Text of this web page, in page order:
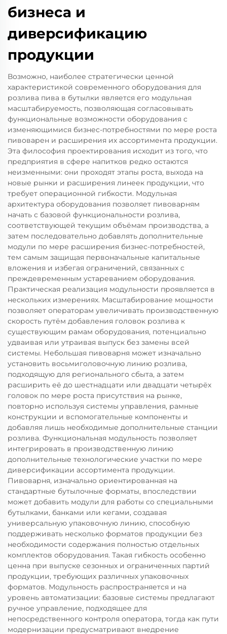
бизнеса и
диверсификацию
продукции
Возможно, наиболее стратегически ценной
характеристикой современного оборудования для
розлива пива в бутылки является его модульная
масштабируемость, позволяющая согласовывать
функциональные возможности оборудования с
изменяющимися бизнес-потребностями по мере роста
пивоварен и расширения их ассортимента продукции.
Эта философия проектирования исходит из того, что
предприятия в сфере напитков редко остаются
неизменными: они проходят этапы роста, выхода на
новые рынки и расширения линеек продукции, что
требует операционной гибкости. Модульная
архитектура оборудования позволяет пивоварням
начать с базовой функциональности розлива,
соответствующей текущим объёмам производства, а
затем последовательно добавлять дополнительные
модули по мере расширения бизнес-потребностей,
тем самым защищая первоначальные капитальные
вложения и избегая ограничений, связанных с
преждевременным устареванием оборудования.
Практическая реализация модульности проявляется в
нескольких измерениях. Масштабирование мощности
позволяет операторам увеличивать производственную
скорость путём добавления головок розлива к
существующим рамам оборудования, потенциально
удваивая или утраивая выпуск без замены всей
системы. Небольшая пивоварня может изначально
установить восьмиголовочную линию розлива,
подходящую для регионального сбыта, а затем
расширить её до шестнадцати или двадцати четырёх
головок по мере роста присутствия на рынке,
повторно используя системы управления, рамные
конструкции и вспомогательные компоненты и
добавляя лишь необходимые дополнительные станции
розлива. Функциональная модульность позволяет
интегрировать в производственную линию
дополнительные технологические участки по мере
диверсификации ассортимента продукции.
Пивоварня, изначально ориентированная на
стандартные бутылочные форматы, впоследствии
может добавить модули для работы со специальными
бутылками, банками или кегами, создавая
универсальную упаковочную линию, способную
поддерживать несколько форматов продукции без
необходимости содержания полностью отдельных
комплектов оборудования. Такая гибкость особенно
ценна при выпуске сезонных и ограниченных партий
продукции, требующих различных упаковочных
форматов. Модульность распространяется и на
уровень автоматизации: базовые системы предлагают
ручное управление, подходящее для
непосредственного контроля оператора, тогда как пути
модернизации предусматривают внедрение